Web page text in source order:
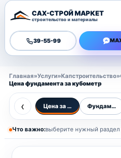
САХ-СТРОЙ МАРКЕТ
строительство и материалы
39-55-99
Главная»Услуги»Капстроительство»
Цена фундамента за кубометр
‹ Цена за куб
Что важно:выберите нужный раздел